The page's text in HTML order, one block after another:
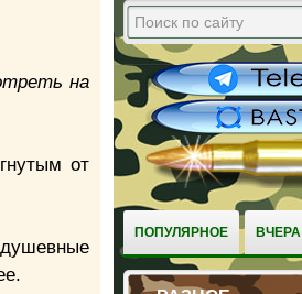
ПОПУЛЯРНОЕ ВЧЕРА
на
от
душевные